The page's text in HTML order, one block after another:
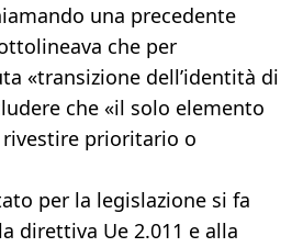
una precedente
che per
«transizione dell’identità di
che «il solo elemento
prioritario o
per la legislazione si fa
direttiva Ue 2.011 e alla